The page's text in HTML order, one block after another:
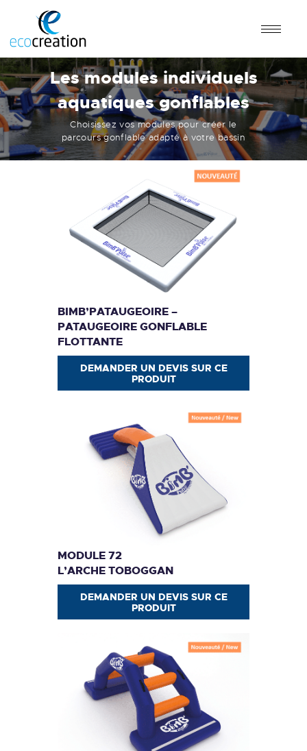
Les modules individuels
aquatiques gonflables
Choisissez vos modules pour créer le
parcours gonflable adapté à votre bassin
BIMB’PATAUGEOIRE –
PATAUGEOIRE GONFLABLE
FLOTTANTE
DEMANDER UN DEVIS SUR CE
PRODUIT
MODULE 72
L’ARCHE TOBOGGAN
DEMANDER UN DEVIS SUR CE
PRODUIT